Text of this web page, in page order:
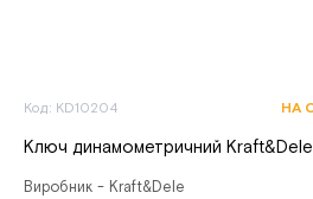
Код: KD10204 НА
Ключ динамометричний
Виробник - Kraft&Dele